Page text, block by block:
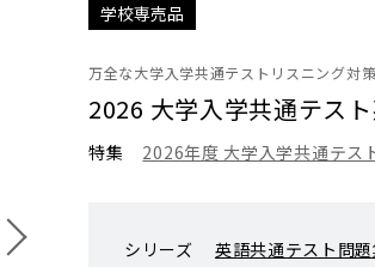
学校専売品
万全な大学入学共通テストリスニング対
2026 大学入学共通テス
特集 2026年度 大学入学共通テス
シリーズ 英語共通テスト問題